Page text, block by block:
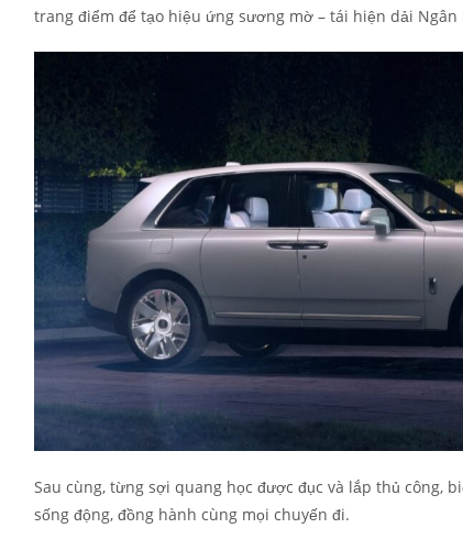
trang điểm để tạo hiệu ứng sương mờ – tái hiện dải Ngân
Sau cùng, từng sợi quang học được đục và lắp thủ công,
sống động, đồng hành cùng mọi chuyến đi.